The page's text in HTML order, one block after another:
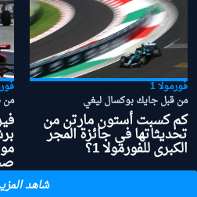
فورمولا 1
من قبل جايك بوكسال ليغي
كم كسبت أستون مارتن من
تحديثاتها في جائزة المجر
الكبرى للفورمولا 1؟
من
شاهد